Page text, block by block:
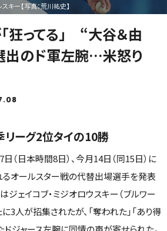
キー【写真：荒川祐史】
狂ってる」 “大谷＆由
出のド軍左腕…米怒り
リーグ2位タイの10勝
（日本時間8日）、今月14日（同15日）に
るオールスター戦の代替出場選手を発表
ジェイコブ・ミジオロウスキー（ブルワー
3人が招集されたが、「奪われた」「あり得